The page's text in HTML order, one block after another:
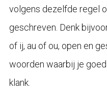
volgens dezelfde regel
geschreven. Denk
of ij, au of ou, open en
woorden waarbij je
klank.